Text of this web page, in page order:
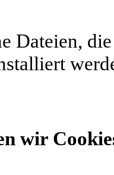
Dateien,
wir